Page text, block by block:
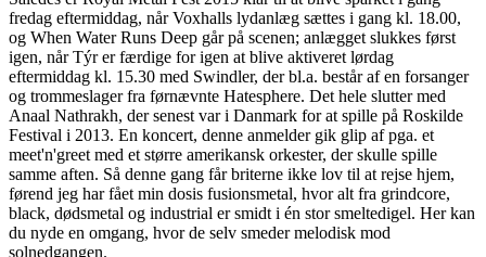
fredag eftermiddag, når Voxhalls lydanlæg sættes i gang kl. 18.00,
og When Water Runs Deep går på scenen; anlægget slukkes først
igen, når Týr er færdige for igen at blive aktiveret lørdag
eftermiddag kl. 15.30 med Swindler, der bl.a. består af en forsanger
og trommeslager fra førnævnte Hatesphere. Det hele slutter med
Anaal Nathrakh, der senest var i Danmark for at spille på Roskilde
Festival i 2013. En koncert, denne anmelder gik glip af pga. et
meet'n'greet med et større amerikansk orkester, der skulle spille
samme aften. Så denne gang får briterne ikke lov til at rejse hjem,
førend jeg har fået min dosis fusionsmetal, hvor alt fra grindcore,
black, dødsmetal og industrial er smidt i én stor smeltedigel. Her kan
du nyde en omgang, hvor de selv smeder melodisk mod
solnedgangen.